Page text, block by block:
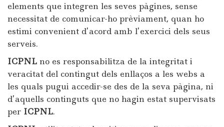
elements que integren les seves pàgines, sense
necessitat de comunicar-ho prèviament, quan ho
estimi convenient d’acord amb l’exercici dels seus
serveis.
ICPNL no es responsabilitza de la integritat i
veracitat del contingut dels enllaços a les webs a
les quals pugui accedir-se des de la seva pàgina, ni
d’aquells continguts que no hagin estat supervisats
per ICPNL.